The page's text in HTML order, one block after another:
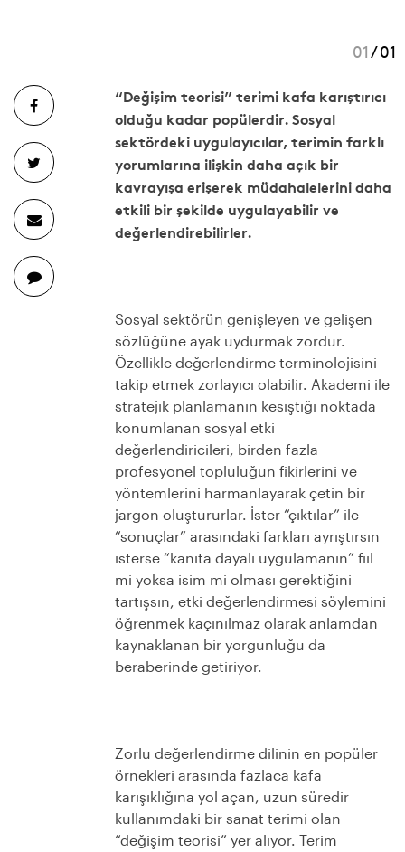
01/ 01
“Değişim teorisi” terimi kafa karıştırıcı
olduğu kadar popülerdir. Sosyal
sektördeki uygulayıcılar, terimin farklı
yorumlarına ilişkin daha açık bir
kavrayışa erişerek müdahalelerini daha
etkili bir şekilde uygulayabilir ve
değerlendirebilirler.
Sosyal sektörün genişleyen ve gelişen
sözlüğüne ayak uydurmak zordur.
Özellikle değerlendirme terminolojisini
takip etmek zorlayıcı olabilir. Akademi ile
stratejik planlamanın kesiştiği noktada
konumlanan sosyal etki
değerlendiricileri, birden fazla
profesyonel topluluğun fikirlerini ve
yöntemlerini harmanlayarak çetin bir
jargon oluştururlar. İster “çıktılar” ile
“sonuçlar” arasındaki farkları ayrıştırsın
isterse “kanıta dayalı uygulamanın” fiil
mi yoksa isim mi olması gerektiğini
tartışsın, etki değerlendirmesi söylemini
öğrenmek kaçınılmaz olarak anlamdan
kaynaklanan bir yorgunluğu da
beraberinde getiriyor.
Zorlu değerlendirme dilinin en popüler
örnekleri arasında fazlaca kafa
karışıklığına yol açan, uzun süredir
kullanımdaki bir sanat terimi olan
“değişim teorisi” yer alıyor. Terim